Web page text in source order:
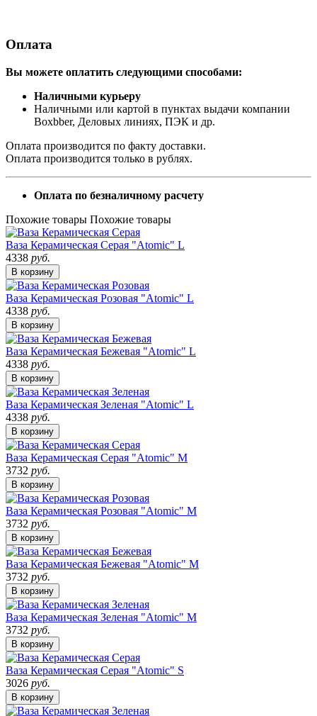
Оплата
Вы можете оплатить следующими способами:
Наличными курьеру
Наличными или картой в пунктах выдачи компании
Boxbber, Деловых линиях, ПЭК и др.
Оплата производится по факту доставки.
Оплата производится только в рублях.
Оплата по безналичному расчету
Похожие товары Похожие товары
Ваза Керамическая Серая "Atomic" L
4338 руб.
В корзину
Ваза Керамическая Розовая "Atomic" L
4338 руб.
В корзину
Ваза Керамическая Бежевая "Atomic" L
4338 руб.
В корзину
Ваза Керамическая Зеленая "Atomic" L
4338 руб.
В корзину
Ваза Керамическая Серая "Atomic" M
3732 руб.
В корзину
Ваза Керамическая Розовая "Atomic" M
3732 руб.
В корзину
Ваза Керамическая Бежевая "Atomic" M
3732 руб.
В корзину
Ваза Керамическая Зеленая "Atomic" M
3732 руб.
В корзину
Ваза Керамическая Серая "Atomic" S
3026 руб.
В корзину